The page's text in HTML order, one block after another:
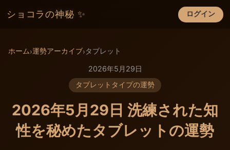
ショコラの神秘 ✨ ログイン
×
ホーム›運勢アーカイブ›タブレット
2026年5月29日
タブレットタイプの運勢
2026年5月29日 洗練された知
性を秘めたタブレットの運勢